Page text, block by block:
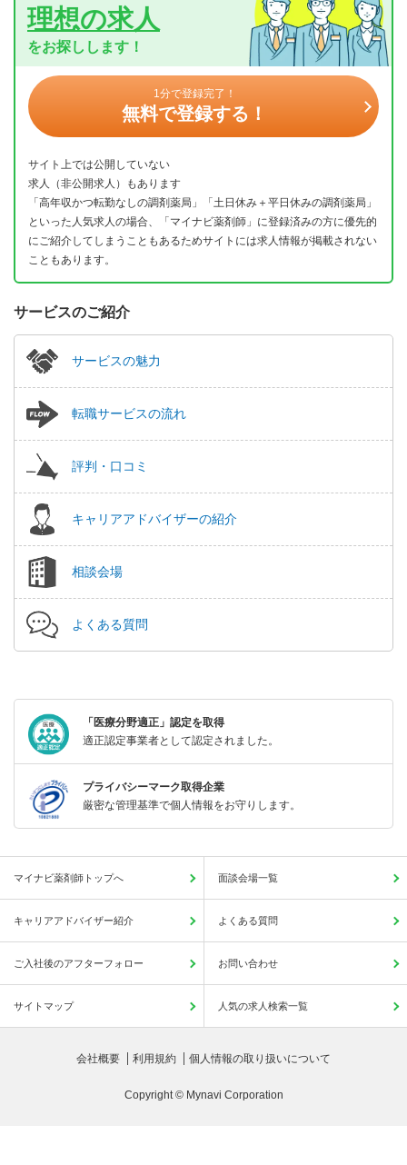
理想の求人
をお探しします！
1分で登録完了！
無料で登録する！
サイト上では公開していない
求人（非公開求人）もあります
「高年収かつ転勤なしの調剤薬局」「土日休み＋平日休みの調剤薬局」
といった人気求人の場合、「マイナビ薬剤師」に登録済みの方に優先的
にご紹介してしまうこともあるためサイトには求人情報が掲載されない
こともあります。
サービスのご紹介
サービスの魅力
転職サービスの流れ
評判・口コミ
キャリアアドバイザーの紹介
相談会場
よくある質問
「医療分野適正」認定を取得
適正認定事業者として認定されました。
プライバシーマーク取得企業
厳密な管理基準で個人情報をお守りします。
マイナビ薬剤師トップへ 面談会場一覧
キャリアアドバイザー紹介 よくある質問
ご入社後のアフターフォロー お問い合わせ
サイトマップ 人気の求人検索一覧
会社概要 利用規約 個人情報の取り扱いについて
Copyright © Mynavi Corporation